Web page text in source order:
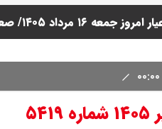
نفت صعودی شد + جدول